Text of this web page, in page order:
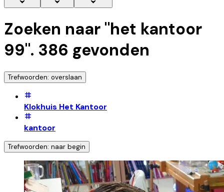
Zoeken naar "het kantoor
99". 386 gevonden
Trefwoorden: overslaan
Klokhuis Het Kantoor
kantoor
Trefwoorden: naar begin